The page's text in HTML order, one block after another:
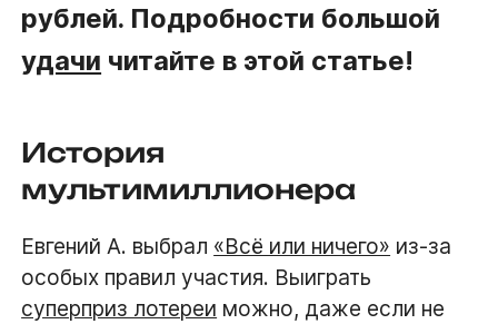
рублей. Подробности большой
удачи читайте в этой статье!
История
мультимиллионера
Евгений А. выбрал «Всё или ничего» из-за
особых правил участия. Выиграть
суперприз лотереи можно, даже если не